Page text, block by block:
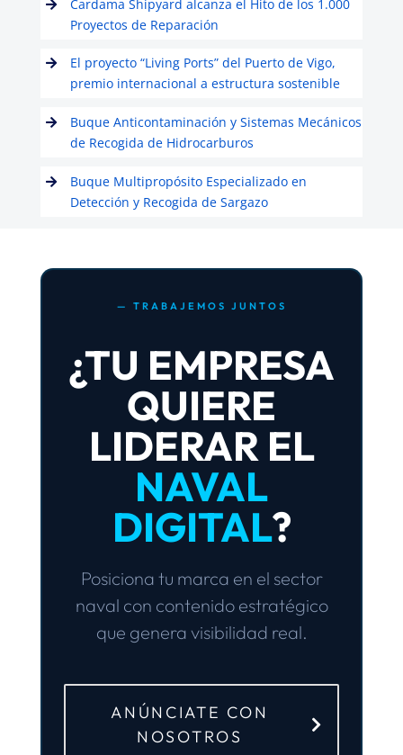
Cardama Shipyard alcanza el Hito de los 1.000
Proyectos de Reparación
El proyecto “Living Ports” del Puerto de Vigo,
premio internacional a estructura sostenible
Buque Anticontaminación y Sistemas Mecánicos
de Recogida de Hidrocarburos
Buque Multipropósito Especializado en
Detección y Recogida de Sargazo
— TRABAJEMOS JUNTOS
¿TU EMPRESA
QUIERE
LIDERAR EL
NAVAL
DIGITAL?
Posiciona tu marca en el sector
naval con contenido estratégico
que genera visibilidad real.
ANÚNCIATE CON
NOSOTROS